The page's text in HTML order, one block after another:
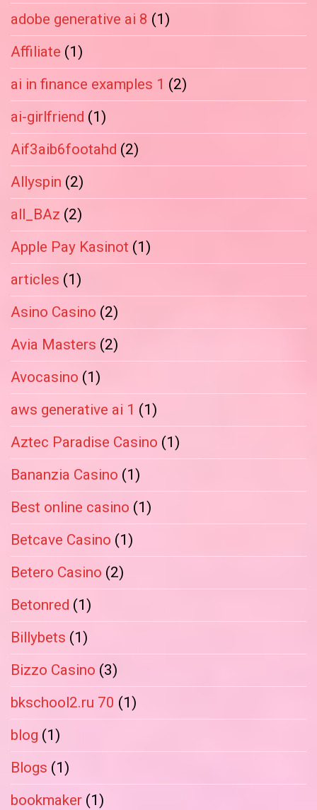
adobe generative ai 8 (1)
Affiliate (1)
ai in finance examples 1 (2)
ai-girlfriend (1)
Aif3aib6footahd (2)
Allyspin (2)
all_BAz (2)
Apple Pay Kasinot (1)
articles (1)
Asino Casino (2)
Avia Masters (2)
Avocasino (1)
aws generative ai 1 (1)
Aztec Paradise Casino (1)
Bananzia Casino (1)
Best online casino (1)
Betcave Casino (1)
Betero Casino (2)
Betonred (1)
Billybets (1)
Bizzo Casino (3)
bkschool2.ru 70 (1)
blog (1)
Blogs (1)
bookmaker (1)